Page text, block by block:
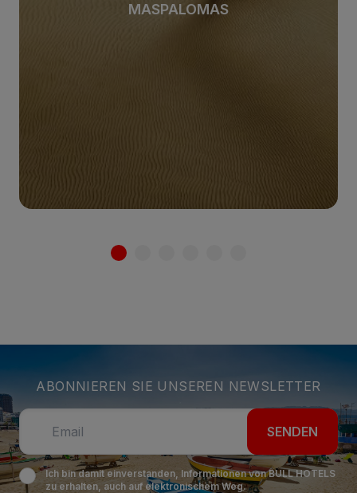
SAN AGUSTÍN
ABONNIEREN SIE UNSEREN NEWSLETTER
SENDEN
Ich bin damit einverstanden, Informationen von BULL HOTELS
zu erhalten, auch auf elektronischem Weg.